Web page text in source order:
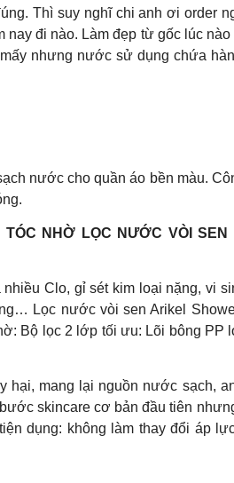
Thì suy nghĩ chi anh ơi order
đi nào. Làm đẹp từ gốc lúc nào
nhưng nước sử dụng chứa
nước cho quần áo bền màu.
TÓC NHỜ LỌC NƯỚC VÒI
Clo, gỉ sét kim loại nặng, vi
Lọc nước vòi sen Arikel
Bộ lọc 2 lớp tối ưu: Lõi bông PP
hại, mang lại nguồn nước sạch,
skincare cơ bản đầu tiên
dụng: không làm thay đổi áp